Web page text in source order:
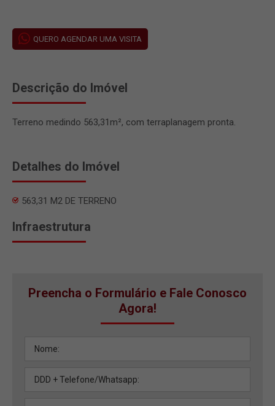
QUERO AGENDAR UMA VISITA
Descrição do Imóvel
Terreno medindo 563,31m², com terraplanagem pronta.
Detalhes do Imóvel
563,31 M2 DE TERRENO
Infraestrutura
Preencha o Formulário e Fale Conosco
Agora!